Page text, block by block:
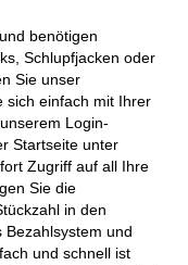
benötigen
Schlupfjacken oder
Sie unser
sich einfach mit Ihrer
Login-
Startseite unter
Zugriff auf all Ihre
Sie die
in den
Bezahlsystem und
und schnell ist